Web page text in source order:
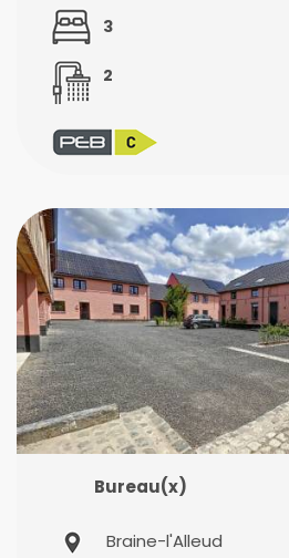
3
2
Bureau(x)
Braine-l'Alleud